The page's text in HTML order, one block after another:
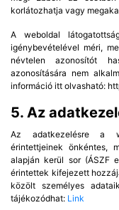
korlátozhatja vagy
A weboldal
igénybevételével méri,
névtelen azonosítót
azonosítására nem
információ itt olvasható:
5. Az
Az adatkezelésre a
érintettjeinek önkéntes,
alapján kerül sor (ÁSZF
érintettek kifejezett
közölt személyes
tájékozódhat: Link